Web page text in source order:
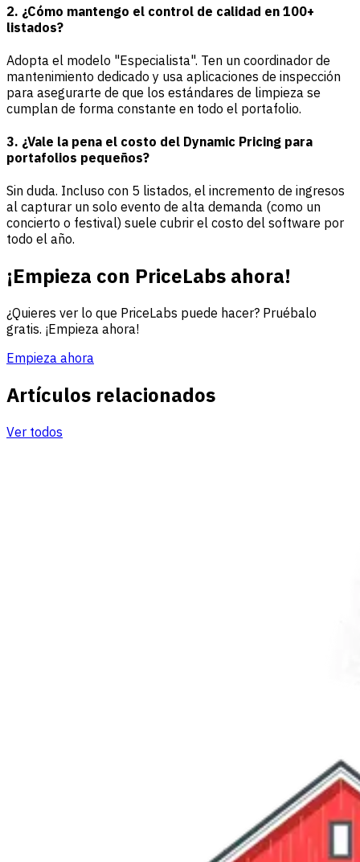
2. ¿Cómo mantengo el control de calidad en 100+
listados?
Adopta el modelo "Especialista". Ten un coordinador de
mantenimiento dedicado y usa aplicaciones de inspección
para asegurarte de que los estándares de limpieza se
cumplan de forma constante en todo el portafolio.
3. ¿Vale la pena el costo del Dynamic Pricing para
portafolios pequeños?
Sin duda. Incluso con 5 listados, el incremento de ingresos
al capturar un solo evento de alta demanda (como un
concierto o festival) suele cubrir el costo del software por
todo el año.
¡Empieza con PriceLabs ahora!
¿Quieres ver lo que PriceLabs puede hacer? Pruébalo
gratis. ¡Empieza ahora!
Empieza ahora
Artículos relacionados
Ver todos